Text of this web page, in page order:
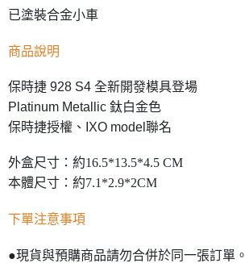
已塗裝合金小車
商品說明
保時捷 928 S4 全新開發模具登場
Platinum Metallic 鈦白金色
保時捷授權、IXO model聯名
外盒尺寸：約16.5*13.5*4.5 CM
本體尺寸：約7.1*2.9*2CM
下單注意事項
●現貨與預購商品請勿合併於同一張訂單。